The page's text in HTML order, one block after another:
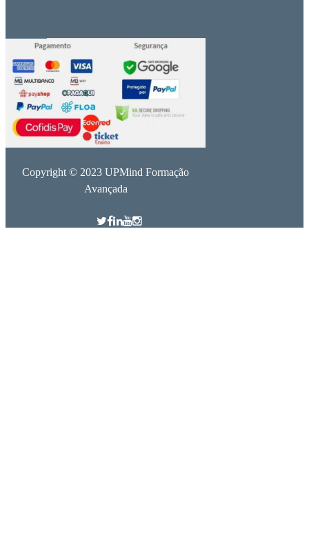
Copyright © 2023 UPMind Formação
Avançada